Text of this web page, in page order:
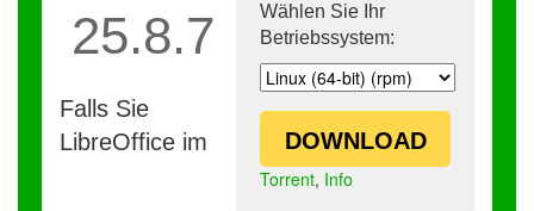
Wählen Sie Ihr
Betriebssystem:
DOWNLOAD
Torrent, Info
25.8.7
Falls Sie
LibreOffice im